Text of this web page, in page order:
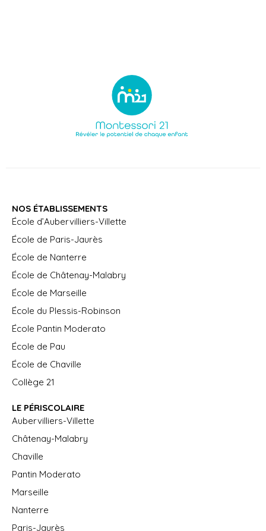
NOS ÉTABLISSEMENTS
École d’Aubervilliers-Villette
École de Paris-Jaurès
École de Nanterre
École de Châtenay-Malabry
École de Marseille
École du Plessis-Robinson
École Pantin Moderato
École de Pau
École de Chaville
Collège 21
LE PÉRISCOLAIRE
Aubervilliers-Villette
Châtenay-Malabry
Chaville
Pantin Moderato
Marseille
Nanterre
Paris-Jaurès